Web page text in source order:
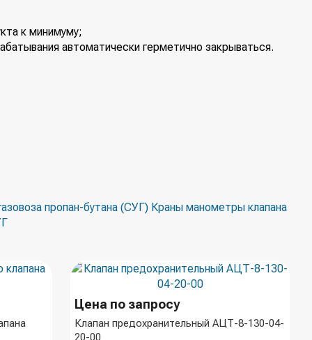
к минимуму;
автоматически герметично закрываться.
пропан-бутана (СУГ) Краны манометры клапана
Цена по запросу
Клапан предохранительный АЦТ-8-130-04-
20-00